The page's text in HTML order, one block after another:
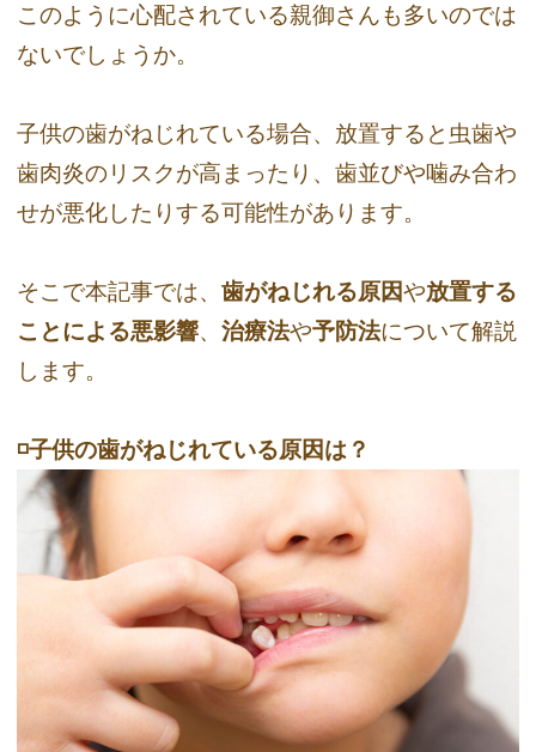
このように心配されている親御さんも多いのでは
ないでしょうか。
子供の歯がねじれている場合、放置すると虫歯や
歯肉炎のリスクが高まったり、歯並びや噛み合わ
せが悪化したりする可能性があります。
そこで本記事では、歯がねじれる原因や放置する
ことによる悪影響、治療法や予防法について解説
します。
◽️子供の歯がねじれている原因は？